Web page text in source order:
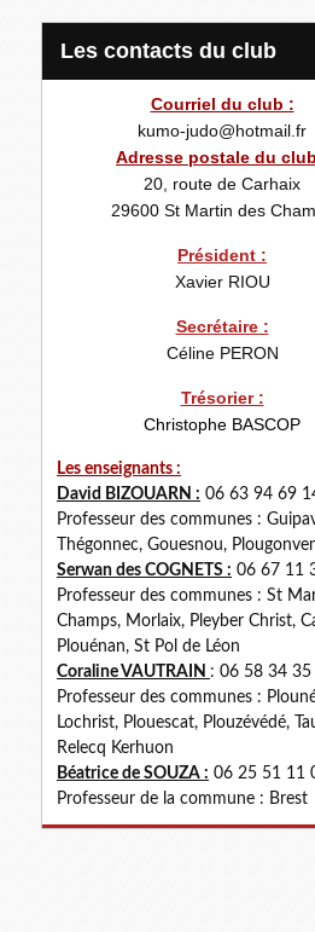
Les contacts du club
Courriel du club :
kumo-judo@hotmail.fr
Adresse postale du
20, route de Carhaix
29600St Martin des
Président :
Xavier RIOU
Secrétaire :
Céline PERON
Trésorier :
Christophe BASCOP
Les enseignants :
David BIZOUARN : 06 63 94 69
Professeur des communes :
Thégonnec, Gouesnou,
Serwan des COGNETS : 06 67 11
Professeur des communes : St
Champs, Morlaix, Pleyber Christ,
Plouénan, St Pol de Léon
Coraline VAUTRAIN : 06 58 34 35
Professeur des communes :
Lochrist, Plouescat, Plouzévédé,
Relecq Kerhuon
Béatrice de SOUZA : 06 25 51 11
Professeur de la commune : Brest